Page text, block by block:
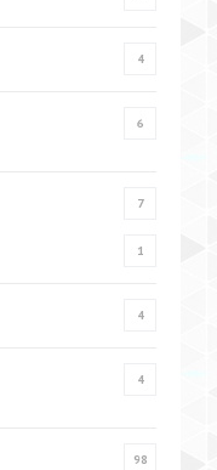
4
6
7
1
4
4
98